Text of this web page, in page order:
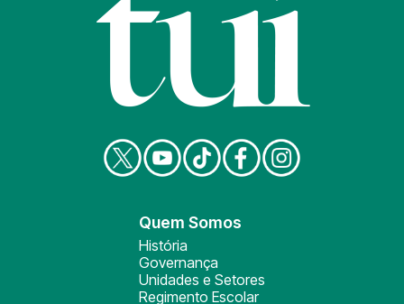
Quem Somos
História
Governança
Unidades e Setores
Regimento Escolar